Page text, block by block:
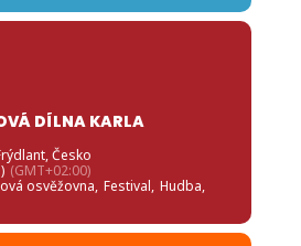
DÍLNA KARLA
Česko
(GMT+02:00)
osvěžovna, Festival, Hudba,